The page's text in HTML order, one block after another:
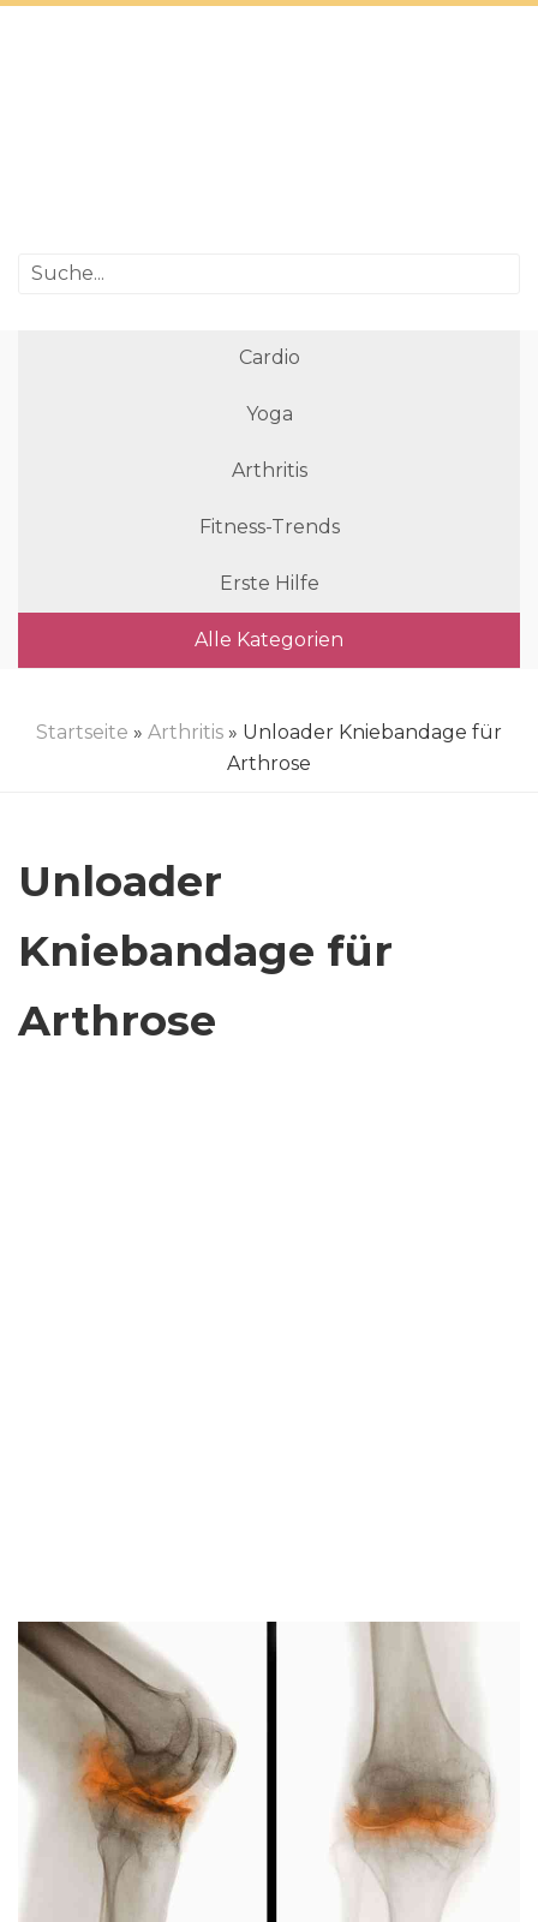
Cardio
Yoga
Arthritis
Fitness-Trends
Erste Hilfe
Alle Kategorien
Startseite » Arthritis » Unloader Kniebandage für
Arthrose
Unloader
Kniebandage für
Arthrose